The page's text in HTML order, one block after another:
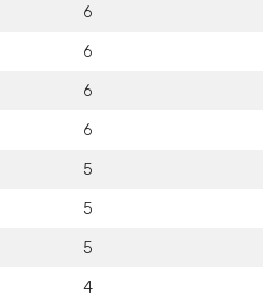
6
6
6
6
5
5
5
4